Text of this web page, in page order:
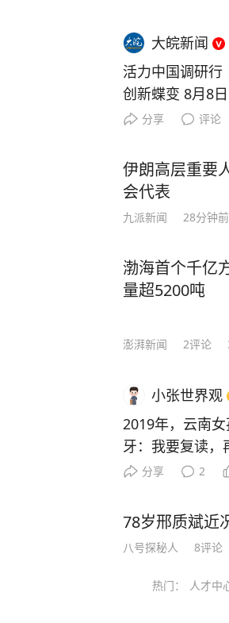
大皖新闻
活力中国调研行
创新蝶变 8月8日，记者跟随2026年“活力中国调研行”安徽主题
采访活动，走进
徽华鑫微纳集
EMS晶圆全自
密设备有序联动
多道复杂工序加
司相关负责人向
圆3万片，产能
沿领域。当前，
器人提供精准
能力，小小的
角”。 蚌埠工业底蕴深厚，传感产业发展根基扎实。早在上世
纪90年代，蚌埠
工智能、物联网
经过多年深耕
装测试—终端应
9%。目前集聚
家，产业集群
分享 评论
伊朗高层重要
会代表
九派新闻 28分钟前
渤海首个千亿
量超5200吨
澎湃新闻 2评论
小张世界观
2019年，云南
牙：我要复读
条件：来我校
眼成绩，这个分
亲友都为她欣
生，李盈以 1 分
身边所有人都
从军的种子，
分享 2
78岁邢质斌近
八号探秘人 8评论
热门： 人才中